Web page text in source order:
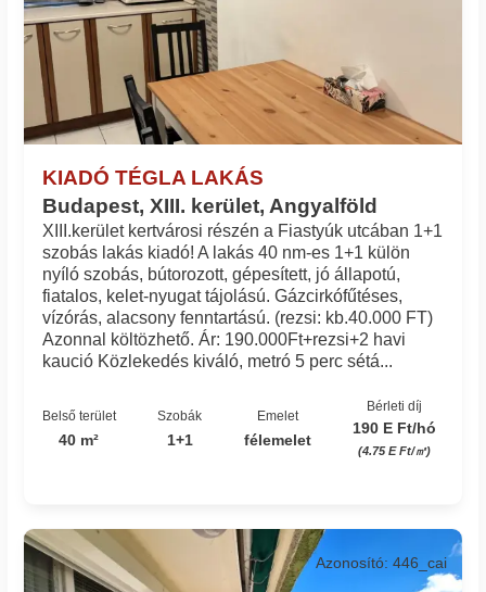
KIADÓ TÉGLA LAKÁS
Budapest, XIII. kerület, Angyalföld
XIII.kerület kertvárosi részén a Fiastyúk utcában 1+1
szobás lakás kiadó! A lakás 40 nm-es 1+1 külön
nyíló szobás, bútorozott, gépesített, jó állapotú,
fiatalos, kelet-nyugat tájolású. Gázcirkófűtéses,
vízórás, alacsony fenntartású. (rezsi: kb.40.000 FT)
Azonnal költözhető. Ár: 190.000Ft+rezsi+2 havi
kaució Közlekedés kiváló, metró 5 perc sétá...
Belső terület
40 m²
Szobák
1+1
Emelet
félemelet
Bérleti díj
190 E Ft/hó
(4.75 E Ft/㎡)
Azonosító: 446_cai